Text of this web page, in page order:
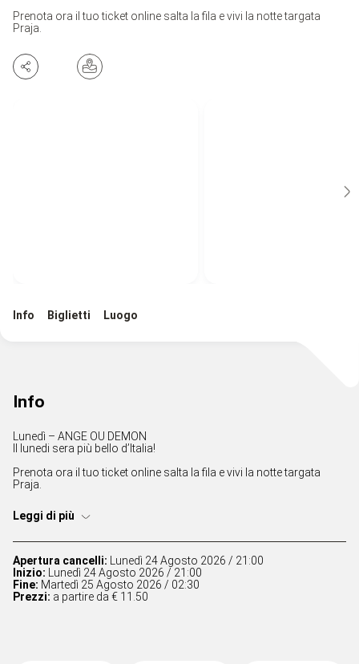
Prenota ora il tuo ticket online salta la fila e vivi la notte targata
Praja.
Info Biglietti Luogo
Info
Lunedì – ANGE OU DEMON
Il lunedi sera più bello d’Italia!
Prenota ora il tuo ticket online salta la fila e vivi la notte targata
Praja.
Leggi di più
Apertura cancelli:
Lunedì 24 Agosto 2026 / 21:00
Inizio:
Lunedì 24 Agosto 2026 / 21:00
Fine: Martedì 25 Agosto 2026 / 02:30
Prezzi: a partire da € 11.50